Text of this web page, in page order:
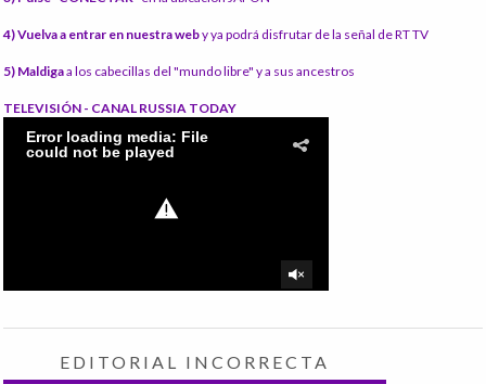
4) Vuelva a entrar en nuestra weby ya podrá disfrutar de la señal de RT TV
5) Maldigaa los cabecillas del "mundo libre" y a sus ancestros
TELEVISIÓN - CANAL RUSSIA TODAY
EDITORIAL INCORRECTA